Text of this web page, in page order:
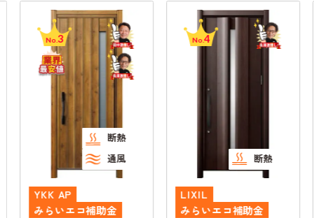
No.3
断熱
通風
YKK AP
みらいエコ補助金
No.4
断熱
LIXIL
みらいエコ補助金